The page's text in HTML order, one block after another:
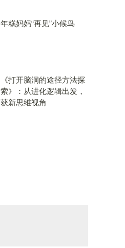
年糕妈妈“再见”小候鸟
《打开脑洞的途径方法探
索》：从进化逻辑出发，
获新思维视角